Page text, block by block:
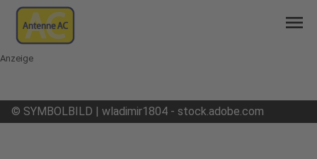
menu
Anzeige
© SYMBOLBILD | wladimir1804 - stock.adobe.com